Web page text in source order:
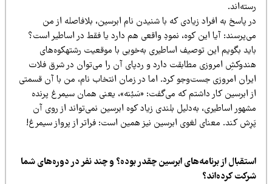
پاسخ به افراد زیادی که با شنیدن نام ابرسین، بلافاصله از من
آیا این کوه، نمودِ واقعی هم دارد یا فقط در اساطیر است؟
بگویم این توصیف اساطیری به‌خوبی با موقعیت رشتهکوه‌های
امروزی مطابقت دارد و ردپای آن را می‌توان در شرق فلات
امروزی جست‌وجو کرد. اما در زمان انتخاب نام، من با آن قسمتی
ابرسین کار داشتم که می‌گفت: «سَئِنه»، یعنی همان سیمرغ پرنده
اساطیری، به‌دلیل بلندی زیاد کوه ابرسین نمی‌تواند از روی آن
کند. معنای لغوی ابرسین نیز همین است: فراتر از پرواز سیمرغ!
از برنامه‌های ابرسین چقدر بوده؟ و چند نفر در دوره‌های شما
کرده‌اند؟